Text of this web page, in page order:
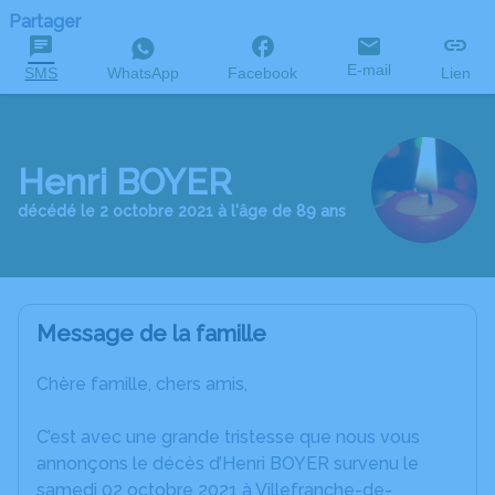
Partager
SMS WhatsApp Facebook E-mail Lien
Henri BOYER
décédé le 2 octobre 2021 à l'âge de 89 ans
Message de la famille
Chère famille, chers amis,
C’est avec une grande tristesse que nous vous
annonçons le décès d’Henri BOYER survenu le
samedi 02 octobre 2021 à Villefranche-de-